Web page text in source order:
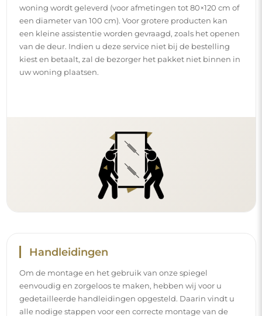
woning wordt geleverd (voor afmetingen tot 80×120 cm of
een diameter van 100 cm). Voor grotere producten kan
een kleine assistentie worden gevraagd, zoals het openen
van de deur. Indien u deze service niet bij de bestelling
kiest en betaalt, zal de bezorger het pakket niet binnen in
uw woning plaatsen.
Handleidingen
Om de montage en het gebruik van onze spiegel
eenvoudig en zorgeloos te maken, hebben wij voor u
gedetailleerde handleidingen opgesteld. Daarin vindt u
alle nodige stappen voor een correcte montage van de